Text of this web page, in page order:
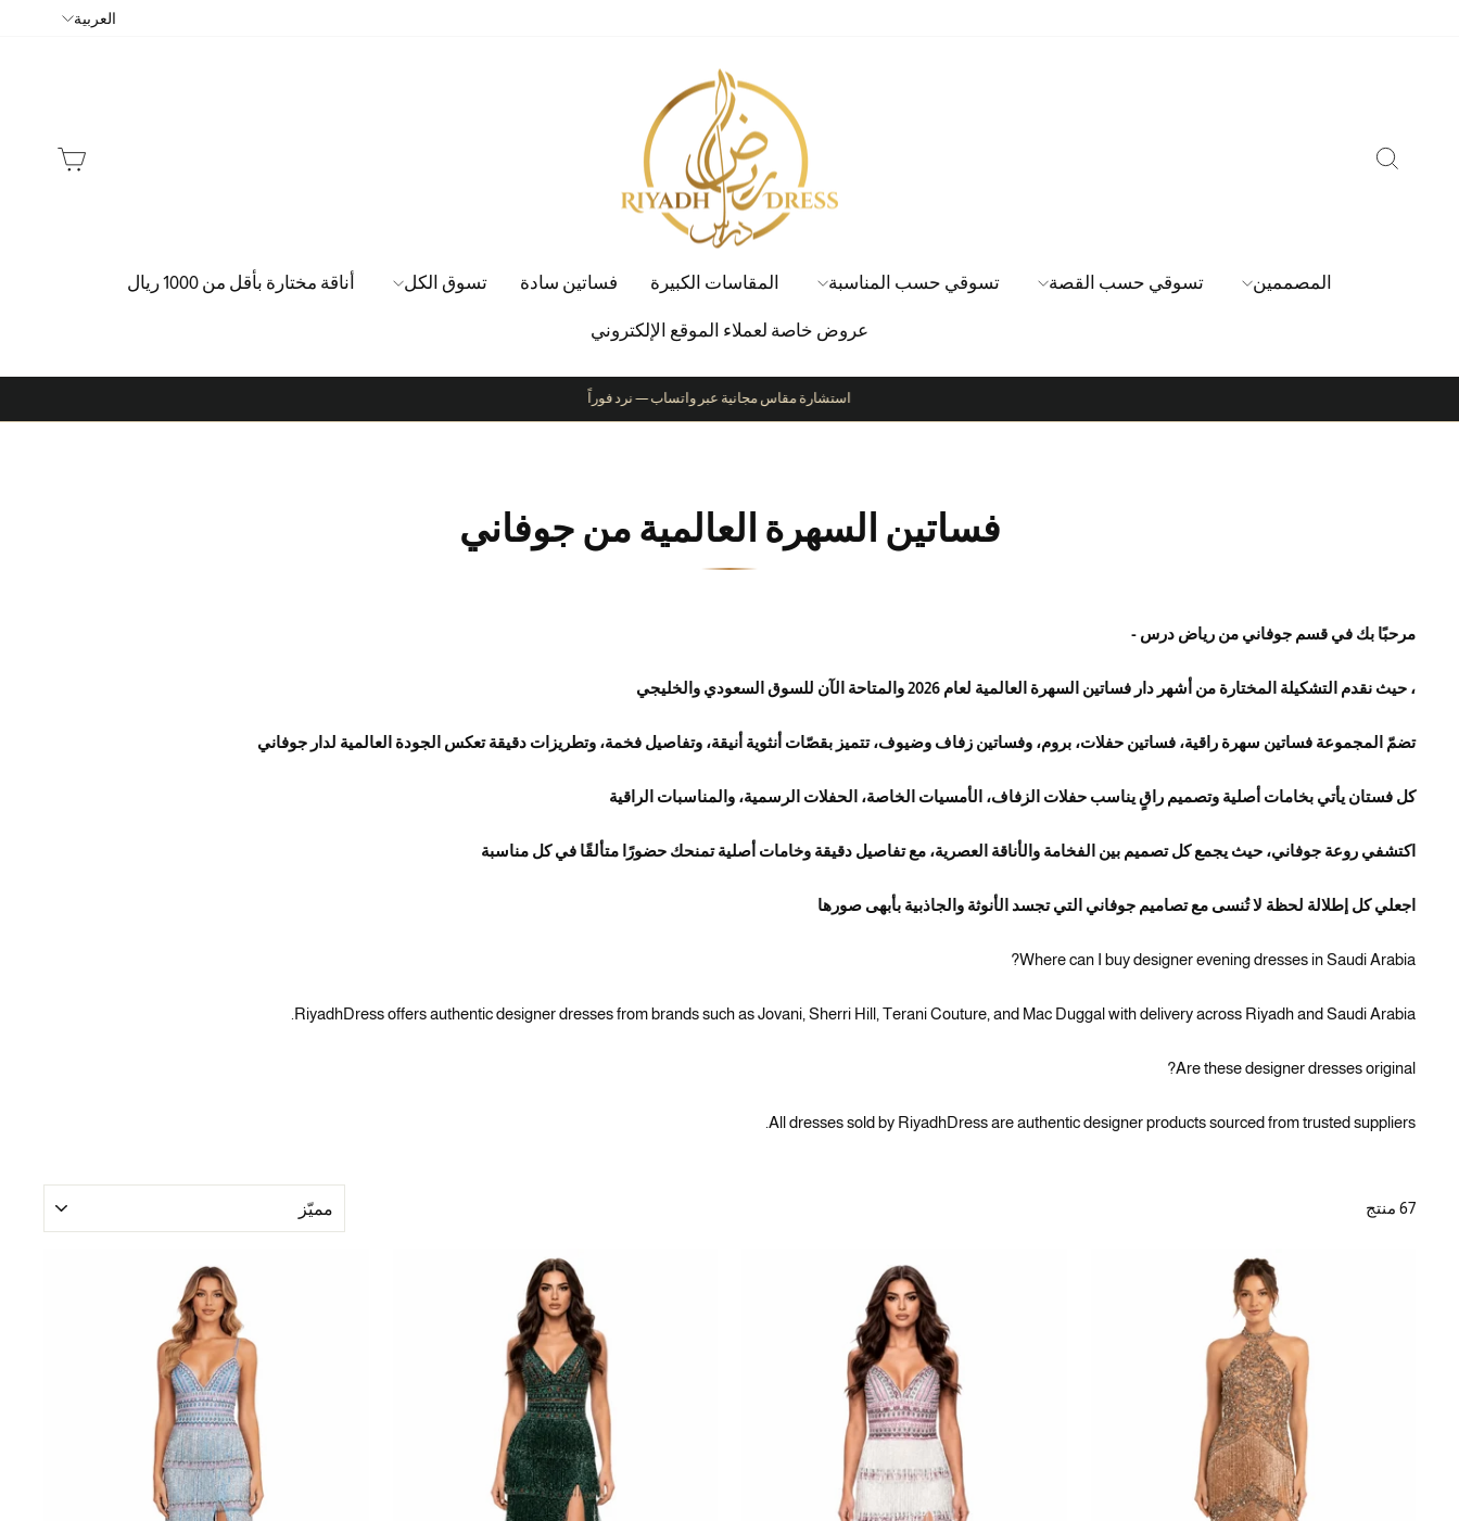
اللغة
العربية
بحث
المصممين تسوقي حسب القصة تسوقي حسب المناسبة المقاسات الكبيرة فساتين سادة تسوق الكل أناقة مختارة بأقل من 1000 ريال
عروض خاصة لعملاء الموقع الإلكتروني
إيقاف
استشارة مقاس مجانية عبر واتساب — نرد فوراً
فساتين السهرة العالمية من جوفاني
مرحبًا بك في قسم جوفاني من رياض درس -
، حيث نقدم التشكيلة المختارة من أشهر دار فساتين السهرة العالمية لعام 2026 والمتاحة الآن للسوق السعودي والخليجي
تضمّ المجموعة فساتين سهرة راقية، فساتين حفلات، بروم، وفساتين زفاف وضيوف، تتميز بقصّات أنثوية أنيقة، وتفاصيل فخمة، وتطريزات دقيقة تعكس الجودة العالمية لدار جوفاني
كل فستان يأتي بخامات أصلية وتصميم راقٍ يناسب حفلات الزفاف، الأمسيات الخاصة، الحفلات الرسمية، والمناسبات الراقية
اكتشفي روعة جوفاني، حيث يجمع كل تصميم بين الفخامة والأناقة العصرية، مع تفاصيل دقيقة وخامات أصلية تمنحك حضورًا متألقًا في كل مناسبة
اجعلي كل إطلالة لحظة لا تُنسى مع تصاميم جوفاني التي تجسد الأنوثة والجاذبية بأبهى صورها
Where can I buy designer evening dresses in Saudi Arabia?
RiyadhDress offers authentic designer dresses from brands such as Jovani, Sherri Hill, Terani Couture, and Mac Duggal with delivery across Riyadh and Saudi Arabia.
Are these designer dresses original?
All dresses sold by RiyadhDress are authentic designer products sourced from trusted suppliers.
67 منتج
حسب